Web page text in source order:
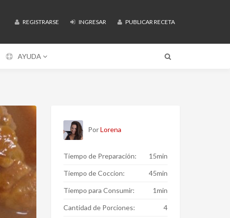
REGISTRARSE INGRESAR PUBLICAR RECETA
AYUDA
PorLorena
Tiempo de Preparación: 15min
Tiempo de Coccion: 45min
Tiempo para Consumir: 1min
Cantidad de Porciones: 4